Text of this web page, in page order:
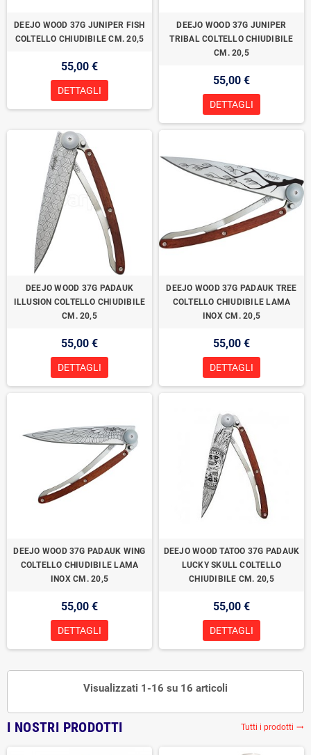
DEEJO WOOD 37G JUNIPER FISH
COLTELLO CHIUDIBILE CM. 20,5
55,00 €
DETTAGLI
DEEJO WOOD 37G JUNIPER
TRIBAL COLTELLO CHIUDIBILE
CM. 20,5
55,00 €
DETTAGLI
DEEJO WOOD 37G PADAUK
ILLUSION COLTELLO CHIUDIBILE
CM. 20,5
55,00 €
DETTAGLI
DEEJO WOOD 37G PADAUK TREE
COLTELLO CHIUDIBILE LAMA
INOX CM. 20,5
55,00 €
DETTAGLI
DEEJO WOOD 37G PADAUK WING
COLTELLO CHIUDIBILE LAMA
INOX CM. 20,5
55,00 €
DETTAGLI
DEEJO WOOD TATOO 37G PADAUK
LUCKY SKULL COLTELLO
CHIUDIBILE CM. 20,5
55,00 €
DETTAGLI
Visualizzati 1-16 su 16 articoli
I NOSTRI PRODOTTI Tutti i prodotti trending_flat